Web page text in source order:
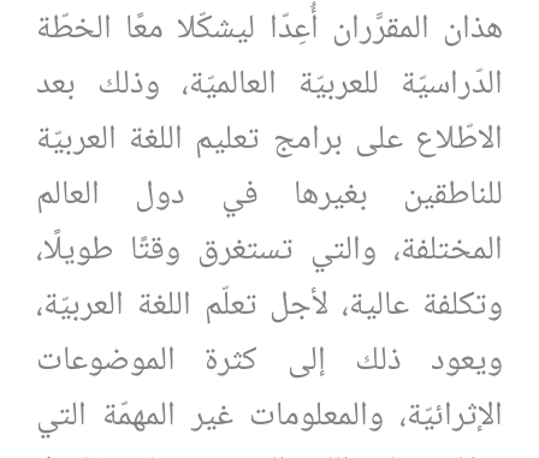
هذان المقرَّران أُعِدّا ليشكّلا معًا الخطّة
الدّراسيّة للعربيّة العالميّة، وذلك بعد
الاطّلاع على برامج تعليم اللغة العربيّة
للناطقين بغيرها في دول العالم
المختلفة، والتي تستغرق وقتًا طويلًا،
وتكلفة عالية، لأجل تعلّم اللغة العربيّة،
ويعود ذلك إلى كثرة الموضوعات
الإثرائيّة، والمعلومات غير المهمّة التي